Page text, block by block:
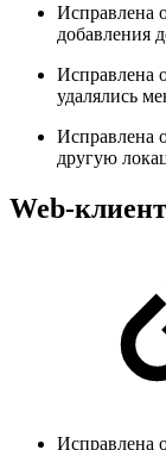
Исправлена
добавления
Исправлена
удалялись
Исправлена
другую
Web-клиент
Исправлена